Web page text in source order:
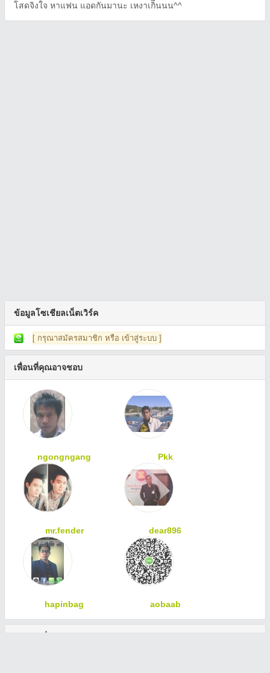
โสดจิงใจ หาแฟน แอดกันมานะ เหงาเกิีนนน^^
ข้อมูลโซเชียลเน็ตเวิร์ค
[ กรุณาสมัครสมาชิก หรือ เข้าสู่ระบบ ]
เพื่อนที่คุณอาจชอบ
ngongngang Pkk
mr.fender dear896
hapinbag aobaab